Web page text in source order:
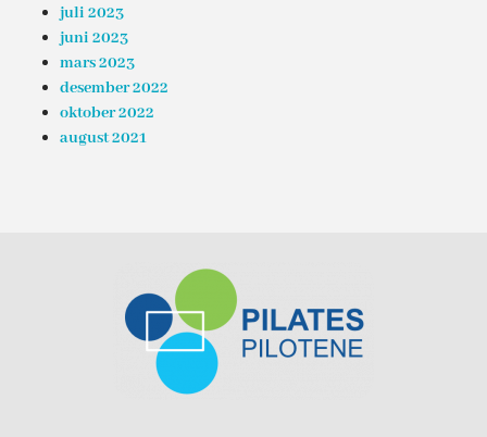
juli 2023
juni 2023
mars 2023
desember 2022
oktober 2022
august 2021